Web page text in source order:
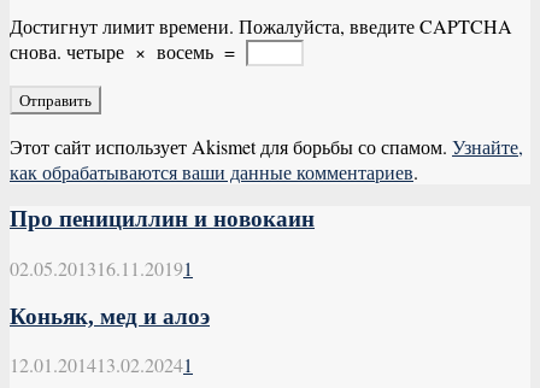
Достигнут лимит времени. Пожалуйста, введите CAPTCHA
снова. четыре × восемь =
Этот сайт использует Akismet для борьбы со спамом. Узнайте,
как обрабатываются ваши данные комментариев.
Про пенициллин и новокаин
02.05.201316.11.20191
Коньяк, мед и алоэ
12.01.201413.02.20241